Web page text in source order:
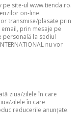
pe site-ul www.tienda.ro.
on-line.
transmise/plasate prin
prin mesaje pe
personală la sediul
nu vor
ziua/zilele în care
zilele în care
reducerile anunțate.